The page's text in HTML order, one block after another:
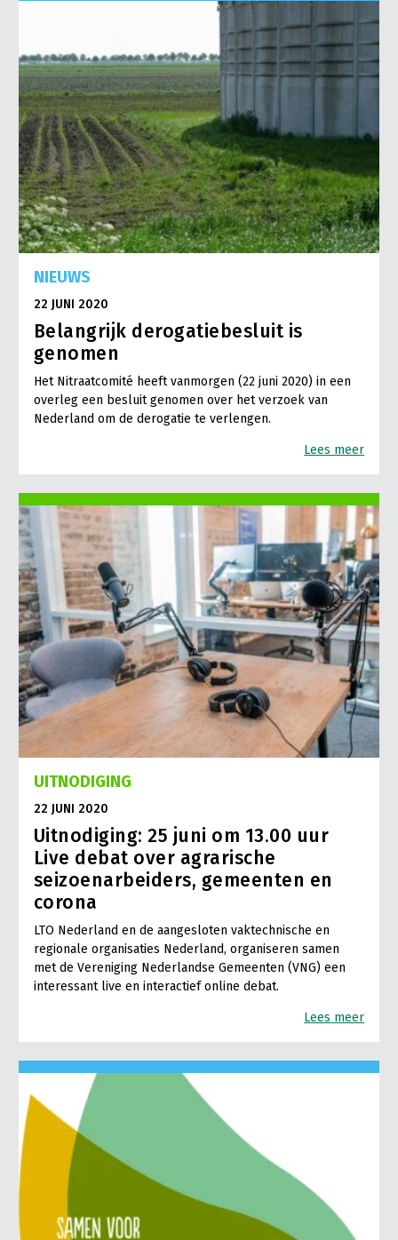
Melkveehouderij
Paardenhouderij
Pluimveehouderij
Schapenhouderij
Varkenshouderij
Vleesveehouderij
Bomen, vaste planten en zomerbloemen
Fruitteelt
Glastuinbouw
Paddenstoelen
Vollegrondsgroente
Nieuwsabonnement
Webinars
Over LTO
LTO Nederland
Mensen
Bestuur en Directie
Medewerkers
Vakgroepbestuurders
Jaarverslag 2023
Vacatures
Pers
Contact
NIEUWS
22 JUNI 2020
Belangrijk derogatiebesluit is
genomen
Het Nitraatcomité heeft vanmorgen (22 juni 2020) in een
overleg een besluit genomen over het verzoek van
Nederland om de derogatie te verlengen.
Lees meer
UITNODIGING
22 JUNI 2020
Uitnodiging: 25 juni om 13.00 uur
Live debat over agrarische
seizoenarbeiders, gemeenten en
corona
LTO Nederland en de aangesloten vaktechnische en
regionale organisaties Nederland, organiseren samen
met de Vereniging Nederlandse Gemeenten (VNG) een
interessant live en interactief online debat.
Lees meer